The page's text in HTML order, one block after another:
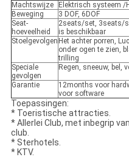
Machtswijze
Elektrisch systeem /
Beweging
3 DOF, 6DOF
Seat-
hoeveelheid
2seats/set, 3seats/
is beschikbaar
Stoelgevolgen Het achter porren,
onder ogen te zien,
trilling
Speciale
gevolgen
Regen, sneeuw, bel,
Garantie
12months voor
voor software
Toepassingen:
* Toeristische attracties.
* Allerlei Club, met inbegrip
club.
* Sterhotels.
* KTV.